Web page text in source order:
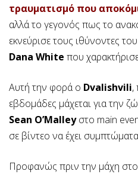
τραυματισμό που
αλλά το γεγονός πως το
εκνεύρισε τους ιθύνοντες του
Dana White που
Αυτή την φορά ο Dvalishvili,
εβδομάδες μάχεται για την
Sean O’Malleyστο main
σε βίντεο να έχει
Προφανώς πριν την μάχη στο